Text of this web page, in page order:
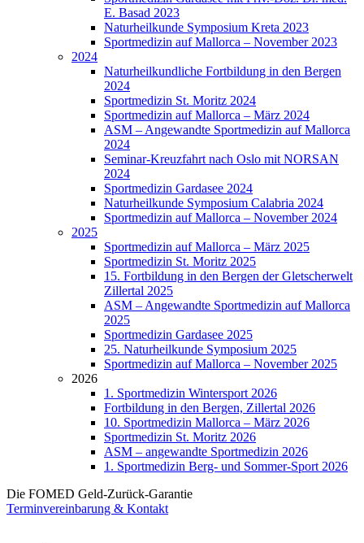
E. Basad 2023
Naturheilkunde Symposium Kreta 2023
Sportmedizin auf Mallorca – November 2023
2024
Naturheilkundliche Fortbildung in den Bergen
2024
Sportmedizin St. Moritz 2024
Sportmedizin auf Mallorca – März 2024
ASM – Angewandte Sportmedizin auf Mallorca
2024
Seminar-Kreuzfahrt nach Oslo mit NORSAN
2024
Sportmedizin Gardasee 2024
Naturheilkunde Symposium Calabria 2024
Sportmedizin auf Mallorca – November 2024
2025
Sportmedizin auf Mallorca – März 2025
Sportmedizin St. Moritz 2025
15. Fortbildung in den Bergen der Gletscherwelt
Zillertal 2025
ASM – Angewandte Sportmedizin auf Mallorca
2025
Sportmedizin Gardasee 2025
25. Naturheilkunde Symposium 2025
Sportmedizin auf Mallorca – November 2025
2026
1. Sportmedizin Wintersport 2026
Fortbildung in den Bergen, Zillertal 2026
10. Sportmedizin Mallorca – März 2026
Sportmedizin St. Moritz 2026
ASM – angewandte Sportmedizin 2026
1. Sportmedizin Berg- und Sommer-Sport 2026
Die FOMED Geld-Zurück-Garantie
Terminvereinbarung & Kontakt